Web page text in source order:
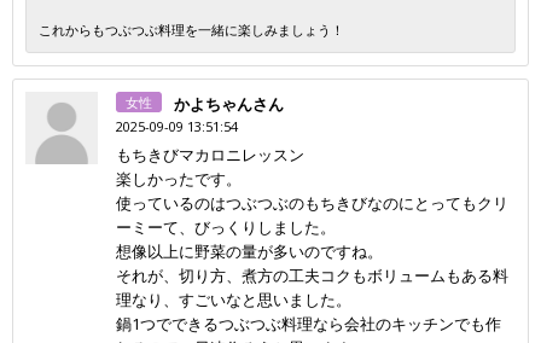
これからもつぶつぶ料理を一緒に楽しみましょう！
女性 かよちゃんさん
2025-09-09 13:51:54
もちきびマカロニレッスン
楽しかったです。
使っているのはつぶつぶのもちきびなのにとってもクリ
ーミーて、びっくりしました。
想像以上に野菜の量が多いのですね。
それが、切り方、煮方の工夫コクもボリュームもある料
理なり、すごいなと思いました。
鍋1つでできるつぶつぶ料理なら会社のキッチンでも作